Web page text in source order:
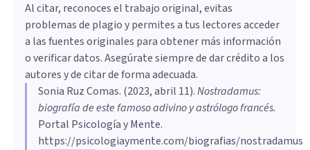
Al citar, reconoces el trabajo original, evitas
problemas de plagio y permites a tus lectores acceder
a las fuentes originales para obtener más información
o verificar datos. Asegúrate siempre de dar crédito a los
autores y de citar de forma adecuada.
Sonia Ruz Comas. (2023, abril 11).Nostradamus:
biografía de este famoso adivino y astrólogo francés.
Portal Psicología y Mente.
https://psicologiaymente.com/biografias/nostradamus